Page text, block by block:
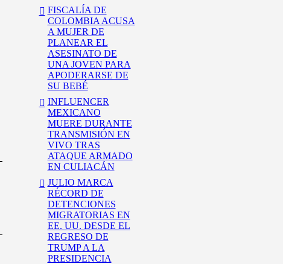
FISCALÍA DE
COLOMBIA ACUSA
A MUJER DE
PLANEAR EL
ASESINATO DE
UNA JOVEN PARA
APODERARSE DE
SU BEBÉ
INFLUENCER
MEXICANO
MUERE DURANTE
TRANSMISIÓN EN
VIVO TRAS
ATAQUE ARMADO
EN CULIACÁN
JULIO MARCA
RÉCORD DE
DETENCIONES
MIGRATORIAS EN
EE. UU. DESDE EL
REGRESO DE
TRUMP A LA
PRESIDENCIA